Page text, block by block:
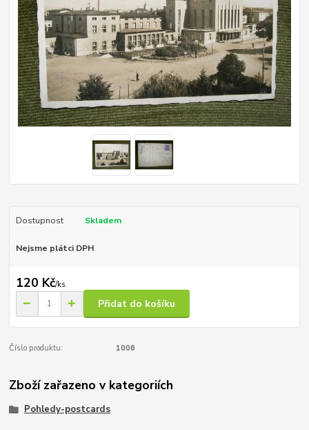
Dostupnost Skladem
Nejsme plátci DPH
120 Kč/ks
Přidat do košíku
Číslo produktu: 1006
Zboží zařazeno v kategoriích
Pohledy-postcards